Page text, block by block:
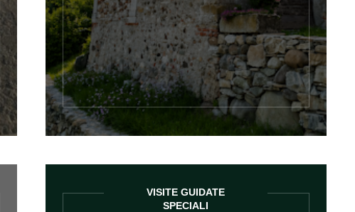
VISITE GUIDATE
SPECIALI